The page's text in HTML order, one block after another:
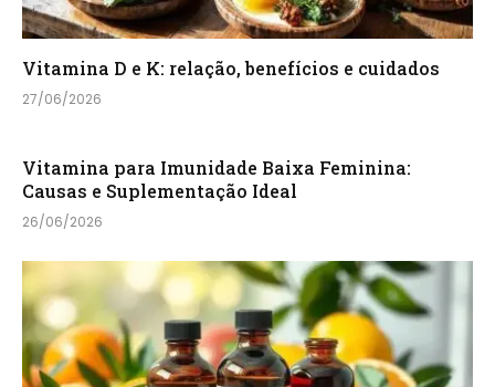
Vitamina D e K: relação, benefícios e cuidados
27/06/2026
Vitamina para Imunidade Baixa Feminina:
Causas e Suplementação Ideal
26/06/2026